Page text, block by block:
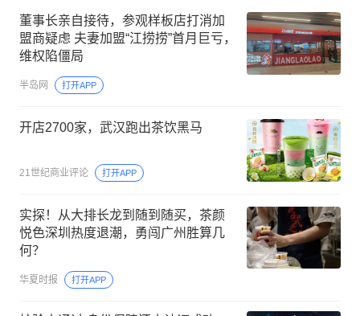
董事长亲自接待，参观样板店打消加
盟商疑虑 夫妻加盟“江捞捞”首月巨亏，
维权陷僵局
半岛网 打开APP
开店2700家，武汉跑出茶饮黑马
21世纪商业评论 打开APP
实探！从大排长龙到随到随买，茶颜
悦色深圳热度退潮，勇闯广州胜算几
何？
华夏时报 打开APP